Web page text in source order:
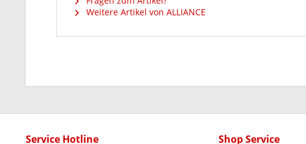
Weitere Artikel von ALLIANCE
Service Hotline Shop Service